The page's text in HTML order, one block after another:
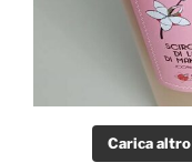
Carica altro